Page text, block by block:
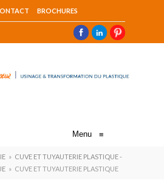
BROCHURES
Menu ≡
» CUVE ET TUYAUTERIE PLASTIQUE -
» CUVE ET TUYAUTERIE PLASTIQUE